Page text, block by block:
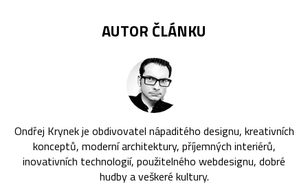
AUTOR ČLÁNKU
Ondřej Krynek je obdivovatel nápaditého designu, kreativních
konceptů, moderní architektury, příjemných interiérů,
inovativních technologií, použitelného webdesignu, dobré
hudby a veškeré kultury.